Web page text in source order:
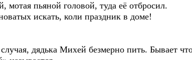
мотая пьяной головой, туда её отбросил.
искать, коли праздник в доме!
дядька Михей безмерно пить. Бывает